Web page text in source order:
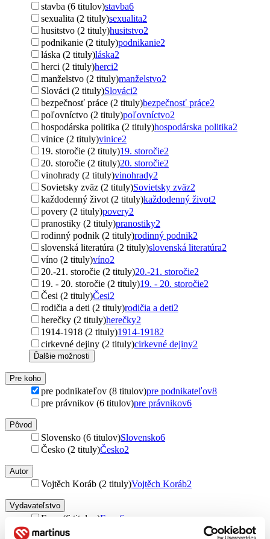
stavba (6 titulov)stavba6
sexualita (2 tituly)sexualita2
husitstvo (2 tituly)husitstvo2
podnikanie (2 tituly)podnikanie2
láska (2 tituly)láska2
herci (2 tituly)herci2
manželstvo (2 tituly)manželstvo2
Slováci (2 tituly)Slováci2
bezpečnosť práce (2 tituly)bezpečnosť práce2
poľovníctvo (2 tituly)poľovníctvo2
hospodárska politika (2 tituly)hospodárska politika2
vinice (2 tituly)vinice2
19. storočie (2 tituly)19. storočie2
20. storočie (2 tituly)20. storočie2
vinohrady (2 tituly)vinohrady2
Sovietsky zväz (2 tituly)Sovietsky zväz2
každodenný život (2 tituly)každodenný život2
povery (2 tituly)povery2
pranostiky (2 tituly)pranostiky2
rodinný podnik (2 tituly)rodinný podnik2
slovenská literatúra (2 tituly)slovenská literatúra2
víno (2 tituly)víno2
20.-21. storočie (2 tituly)20.-21. storočie2
19. - 20. storočie (2 tituly)19. - 20. storočie2
Česi (2 tituly)Česi2
rodičia a deti (2 tituly)rodičia a deti2
herečky (2 tituly)herečky2
1914-1918 (2 tituly)1914-19182
cirkevné dejiny (2 tituly)cirkevné dejiny2
Ďalšie možnosti
Pre koho
pre podnikateľov (8 titulov)pre podnikateľov8
pre právnikov (6 titulov)pre právnikov6
Pôvod
Slovensko (6 titulov)Slovensko6
Česko (2 tituly)Česko2
Autor
Vojtěch Koráb (2 tituly)Vojtěch Koráb2
Vydavateľstvo
Epos (6 titulov)Epos 6
Akademické nakladatelství CERM (2 tituly)Akademické